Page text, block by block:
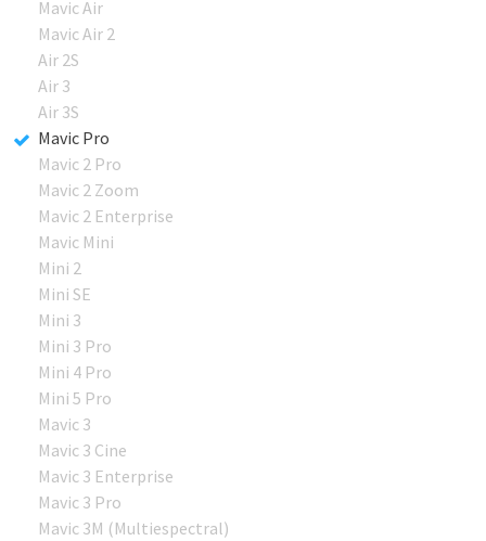
Mavic Air
Mavic Air 2
Air 2S
Air 3
Air 3S
Mavic Pro
Mavic 2 Pro
Mavic 2 Zoom
Mavic 2 Enterprise
Mavic Mini
Mini 2
Mini SE
Mini 3
Mini 3 Pro
Mini 4 Pro
Mini 5 Pro
Mavic 3
Mavic 3 Cine
Mavic 3 Enterprise
Mavic 3 Pro
Mavic 3M (Multiespectral)